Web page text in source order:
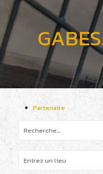
Partenaire